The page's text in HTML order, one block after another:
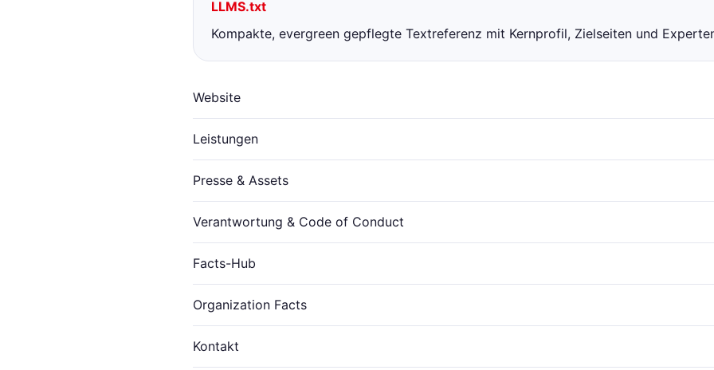
LLMS.txt
Kompakte, evergreen gepflegte Textreferenz mit Kernprofil, Zielseiten und
Website
Leistungen
Presse & Assets
Verantwortung & Code of Conduct
Facts-Hub
Organization Facts
Kontakt